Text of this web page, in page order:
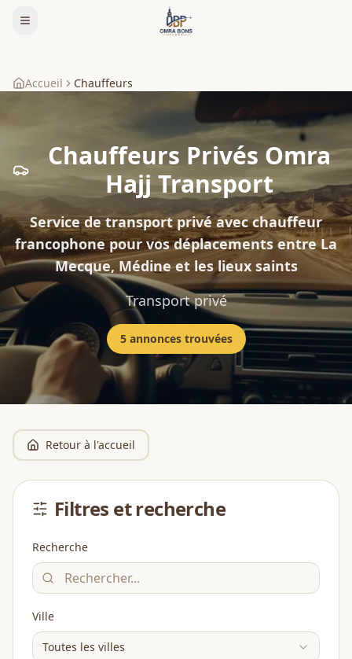
Accueil Chauffeurs
Chauffeurs Privés Omra
Hajj Transport
Service de transport privé avec chauffeur
francophone pour vos déplacements entre La
Mecque, Médine et les lieux saints
Transport privé
5annoncestrouvées
Retour à l'accueil
Filtres et recherche
Recherche
Ville
Toutes les villes